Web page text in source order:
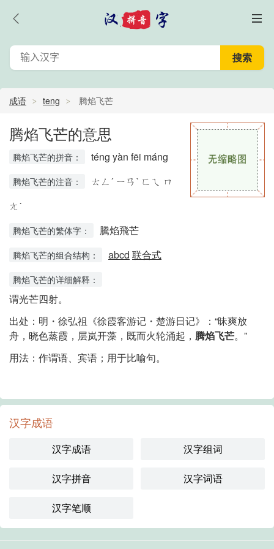
成语 teng 腾焰飞芒
腾焰飞芒的意思
腾焰飞芒的拼音： téng yàn fēi máng
腾焰飞芒的注音：
ㄊㄥˊ ㄧㄢˋ ㄈㄟ ㄇ
ㄤˊ
腾焰飞芒的繁体字： 騰焰飛芒
腾焰飞芒的组合结构： abcd 联合式
腾焰飞芒的详细解释：
谓光芒四射。
出处 ： 明・徐弘祖《徐霞客游记・楚游日记》：“昧爽放
舟，晓色蒸霞，层岚开藻，既而火轮涌起， 腾焰飞芒。”
用法 ： 作谓语、宾语；用于比喻句。
汉字成语
汉字成语 汉字组词
汉字拼音 汉字词语
汉字笔顺